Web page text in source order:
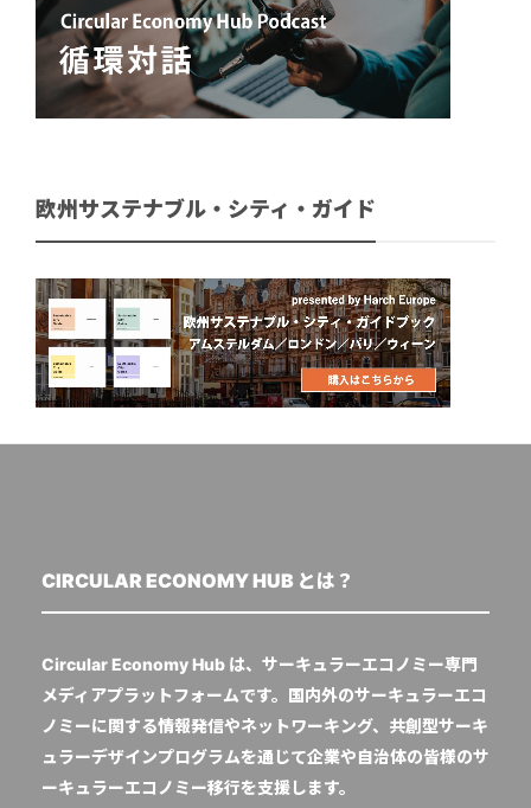
欧州サステナブル・シティ・ガイド
CIRCULAR ECONOMY HUB とは？
Circular Economy Hub は、サーキュラーエコノミー専門
メディアプラットフォームです。国内外のサーキュラーエコ
ノミーに関する情報発信やネットワーキング、共創型サーキ
ュラーデザインプログラムを通じて企業や自治体の皆様のサ
ーキュラーエコノミー移行を支援します。